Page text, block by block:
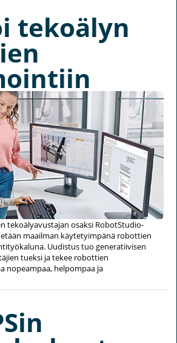
tekoälyn
tekoälyavustajan osaksi RobotStudio-
maailman käytetyimpänä robottien
Uudistus tuo generatiivisen
tueksi ja tekee robottien
nopeampaa, helpompaa ja